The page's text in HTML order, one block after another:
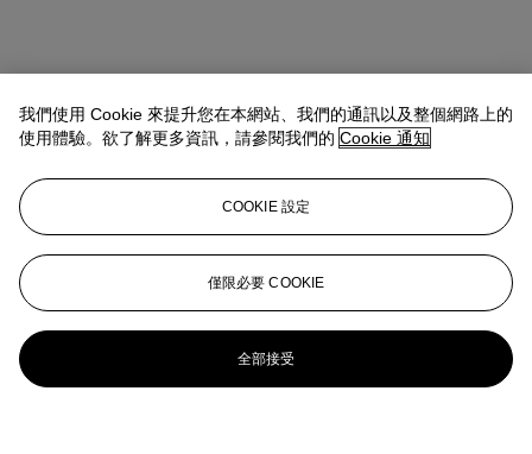
我們使用 Cookie 來提升您在本網站、我們的通訊以及整個網路上的
使用體驗。欲了解更多資訊，請參閱我們的 Cookie 通知
COOKIE 設定
僅限必要 COOKIE
全部接受